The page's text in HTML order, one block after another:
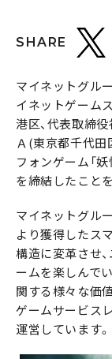
SHARE
マイネットグル
イネットゲーム
港区、代表取締
Ａ(東京都千代田
フォンゲーム「
を締結したこと
マイネットグル
より獲得したス
構造に変革させ
ームを楽しんで
関する様々な価
ゲームサービス
運営しています。